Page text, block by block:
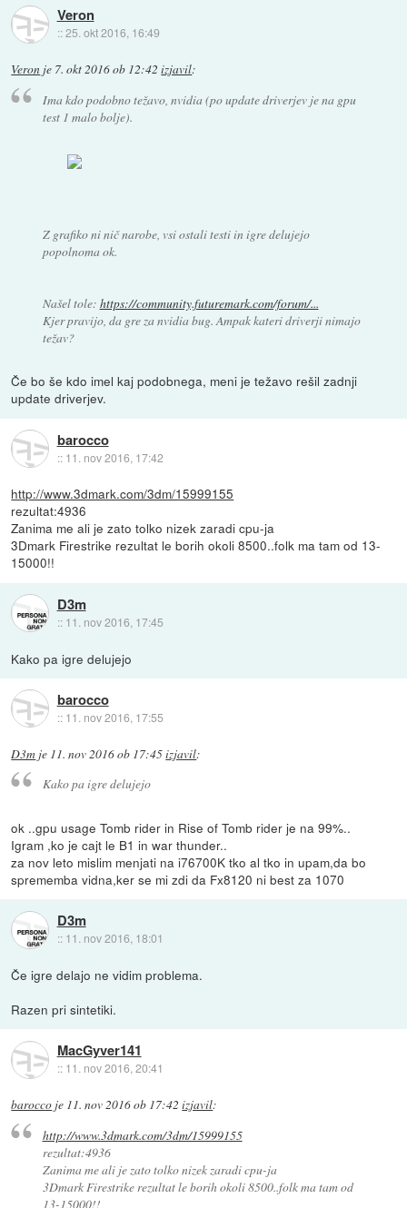
Veron
::25. okt 2016, 16:49
Veron je 7. okt 2016 ob 12:42 izjavil:
Ima kdo podobno težavo, nvidia (po update driverjev je na gpu
test 1 malo bolje).
Z grafiko ni nič narobe, vsi ostali testi in igre delujejo
popolnoma ok.
Našel tole: https://community.futuremark.com/forum/...
Kjer pravijo, da gre za nvidia bug. Ampak kateri driverji nimajo
težav?
Če bo še kdo imel kaj podobnega, meni je težavo rešil zadnji
update driverjev.
barocco
:: 11. nov 2016, 17:42
http://www.3dmark.com/3dm/15999155
rezultat:4936
Zanima me ali je zato tolko nizek zaradi cpu-ja
3Dmark Firestrike rezultat le borih okoli 8500..folk ma tam od 13-
15000!!
D3m
:: 11. nov 2016, 17:45
Kako pa igre delujejo
barocco
:: 11. nov 2016, 17:55
D3m je 11. nov 2016 ob 17:45izjavil:
Kako pa igre delujejo
ok ..gpu usage Tomb rider in Rise of Tomb rider je na 99%..
Igram ,ko je cajt le B1 in war thunder..
za nov leto mislim menjati na i76700K tko al tko in upam,da bo
sprememba vidna,ker se mi zdi da Fx8120 ni best za 1070
D3m
:: 11. nov 2016, 18:01
Če igre delajo ne vidim problema.
Razen pri sintetiki.
MacGyver141
:: 11. nov 2016, 20:41
barocco je 11. nov 2016 ob 17:42 izjavil:
http://www.3dmark.com/3dm/15999155
rezultat:4936
Zanima me ali je zato tolko nizek zaradi cpu-ja
3Dmark Firestrike rezultat le borih okoli 8500..folk ma tam od
13-15000!!